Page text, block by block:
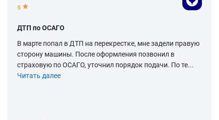
5
ДТП по ОСАГО
В марте попал в ДТП на перекрестке, мне задели правую
сторону машины. После оформления позвонил в
страховую по ОСАГО, уточнил порядок подачи. По те...
Читать далее